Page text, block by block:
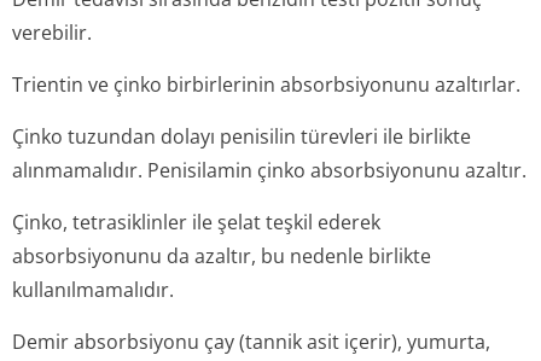
verebilir.
Trientin ve çinko birbirlerinin absorbsiyonunu azaltırlar.
Çinko tuzundan dolayı penisilin türevleri ile birlikte
alınmamalıdır. Penisilamin çinko absorbsiyonunu azaltır.
Çinko, tetrasiklinler ile şelat teşkil ederek
absorbsiyonunu da azaltır, bu nedenle birlikte
kullanılmamalıdır.
Demir absorbsiyonu çay (tannik asit içerir), yumurta,